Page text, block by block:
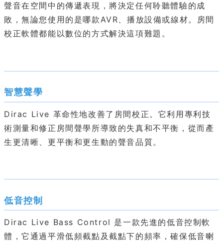
聲音在空間中的傳遞表現，將決定任何聆聽體驗的成
敗，無論您使用的是哪款AVR、播放設備或線材。房間
校正軟體都能以數位的方式解決這項難題。
智慧聲學
Dirac Live 革命性地改善了房間校正。它利用專利技
術測量和修正房間聲學所導致的失真和不平衡，從而產
生更清晰、更平衡和更生動的聲音品質。
低音控制
Dirac Live Bass Control 是一款先進的低音控制軟
體，它通過平滑低頻截點及截點下的頻率，確保低音喇